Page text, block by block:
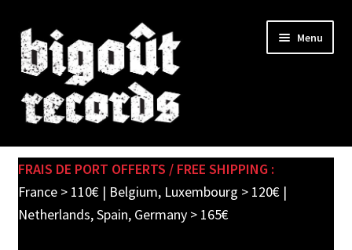
Skip
to
navigation
Skip
to
content
Menu
SHOP
child
PRE-ORDERS
FRAIS DE PORT OFFERTS / FREE SHIPPING :
France > 110€ | Belgium, Luxembourg > 120€ |
Netherlands, Spain, Germany > 165€